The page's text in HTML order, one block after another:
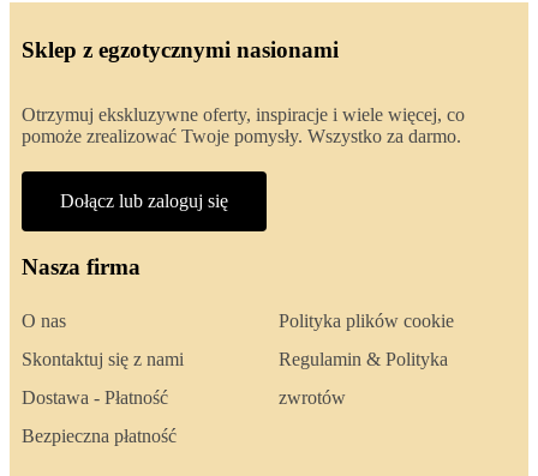
Sklep z egzotycznymi nasionami
Otrzymuj ekskluzywne oferty, inspiracje i wiele więcej, co
pomoże zrealizować Twoje pomysły. Wszystko za darmo.
Dołącz lub zaloguj się
Nasza firma
O nas
Skontaktuj się z nami
Dostawa - Płatność
Bezpieczna płatność
Polityka plików cookie
Regulamin & Polityka
zwrotów